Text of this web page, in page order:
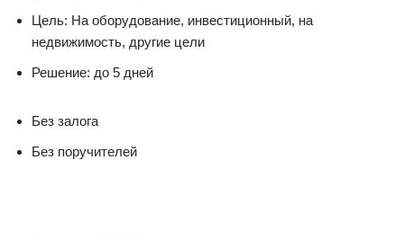
Цель: На оборудование, инвестиционный, на
недвижимость, другие цели
Решение: до 5 дней
Без залога
Без поручителей